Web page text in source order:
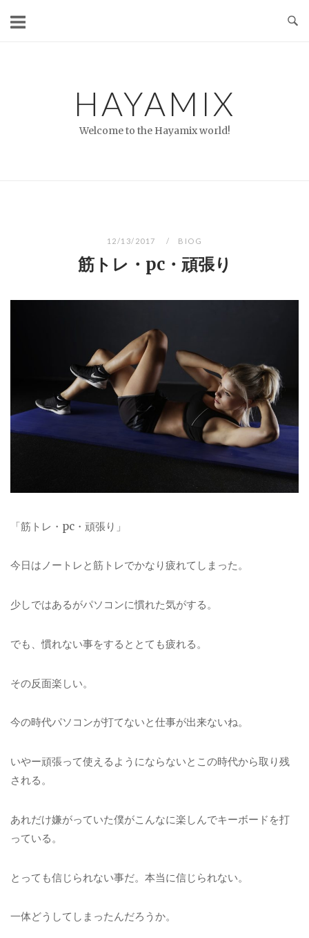
HAYAMIX
Welcome to the Hayamix world!
12/13/2017 BIOG
筋トレ・pc・頑張り
「筋トレ・pc・頑張り」
今日はノートレと筋トレでかなり疲れてしまった。
少しではあるがパソコンに慣れた気がする。
でも、慣れない事をするととても疲れる。
その反面楽しい。
今の時代パソコンが打てないと仕事が出来ないね。
いやー頑張って使えるようにならないとこの時代から取り残
される。
あれだけ嫌がっていた僕がこんなに楽しんでキーボードを打
っている。
とっても信じられない事だ。本当に信じられない。
一体どうしてしまったんだろうか。